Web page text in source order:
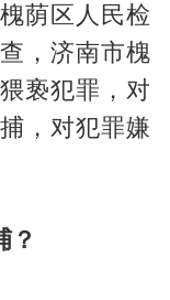
荫区人民检
，济南市槐
亵犯罪，对
，对犯罪嫌
？